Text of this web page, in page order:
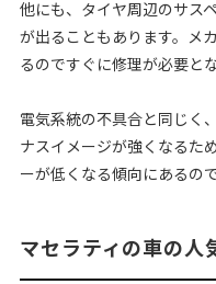
他にも、タイヤ周辺のサス
が出ることもあります。メ
るのですぐに修理が必要と
電気系統の不具合と同じく
ナスイメージが強くなるた
ーが低くなる傾向にあるので
マセラティの車の人